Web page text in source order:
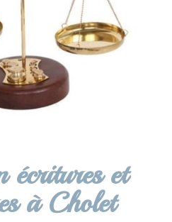
écritures et
à Cholet